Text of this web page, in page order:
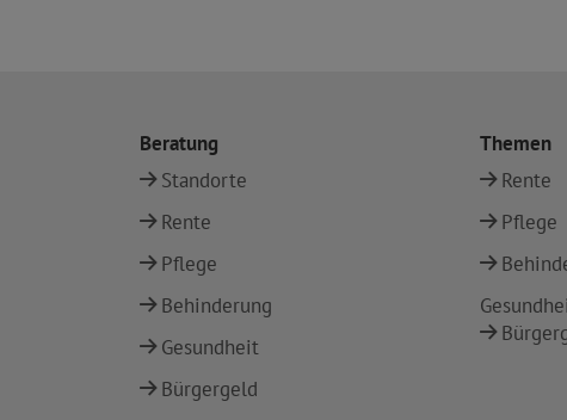
Beratung
Standorte
Rente
Pflege
Behinderung
Gesundheit
Bürgergeld
Themen
Rente
Pflege